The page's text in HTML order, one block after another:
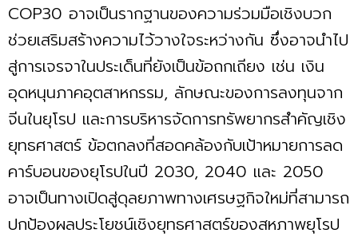
COP30 อาจเป็นรากฐานของความร่วมมือเชิงบวก
ช่วยเสริมสร้างความไว้วางใจระหว่างกัน ซึ่งอาจนำไป
สู่การเจรจาในประเด็นที่ยังเป็นข้อถกเถียง เช่น เงิน
อุดหนุนภาคอุตสาหกรรม, ลักษณะของการลงทุนจาก
จีนในยุโรป และการบริหารจัดการทรัพยากรสำคัญเชิง
ยุทธศาสตร์ ข้อตกลงที่สอดคล้องกับเป้าหมายการลด
คาร์บอนของยุโรปในปี 2030, 2040 และ 2050
อาจเป็นทางเปิดสู่ดุลยภาพทางเศรษฐกิจใหม่ที่สามารถ
ปกป้องผลประโยชน์เชิงยุทธศาสตร์ของสหภาพยุโรป